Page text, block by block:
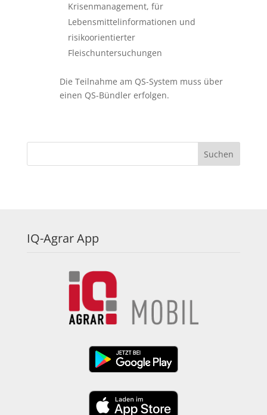
Krisenmanagement, für
Lebensmittelinformationen und
risikoorientierter
Fleischuntersuchungen
Die Teilnahme am QS-System muss über
einen QS-Bündler erfolgen.
IQ-Agrar App